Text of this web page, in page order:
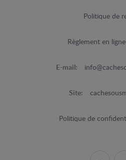
Politique de
Règlement en
E-mail:
Site:
Politique de